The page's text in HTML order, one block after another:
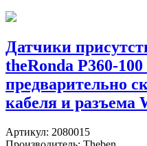
Датчики
theRonda P360-
предварительно
кабеля и разъема
Артикул: 2080015